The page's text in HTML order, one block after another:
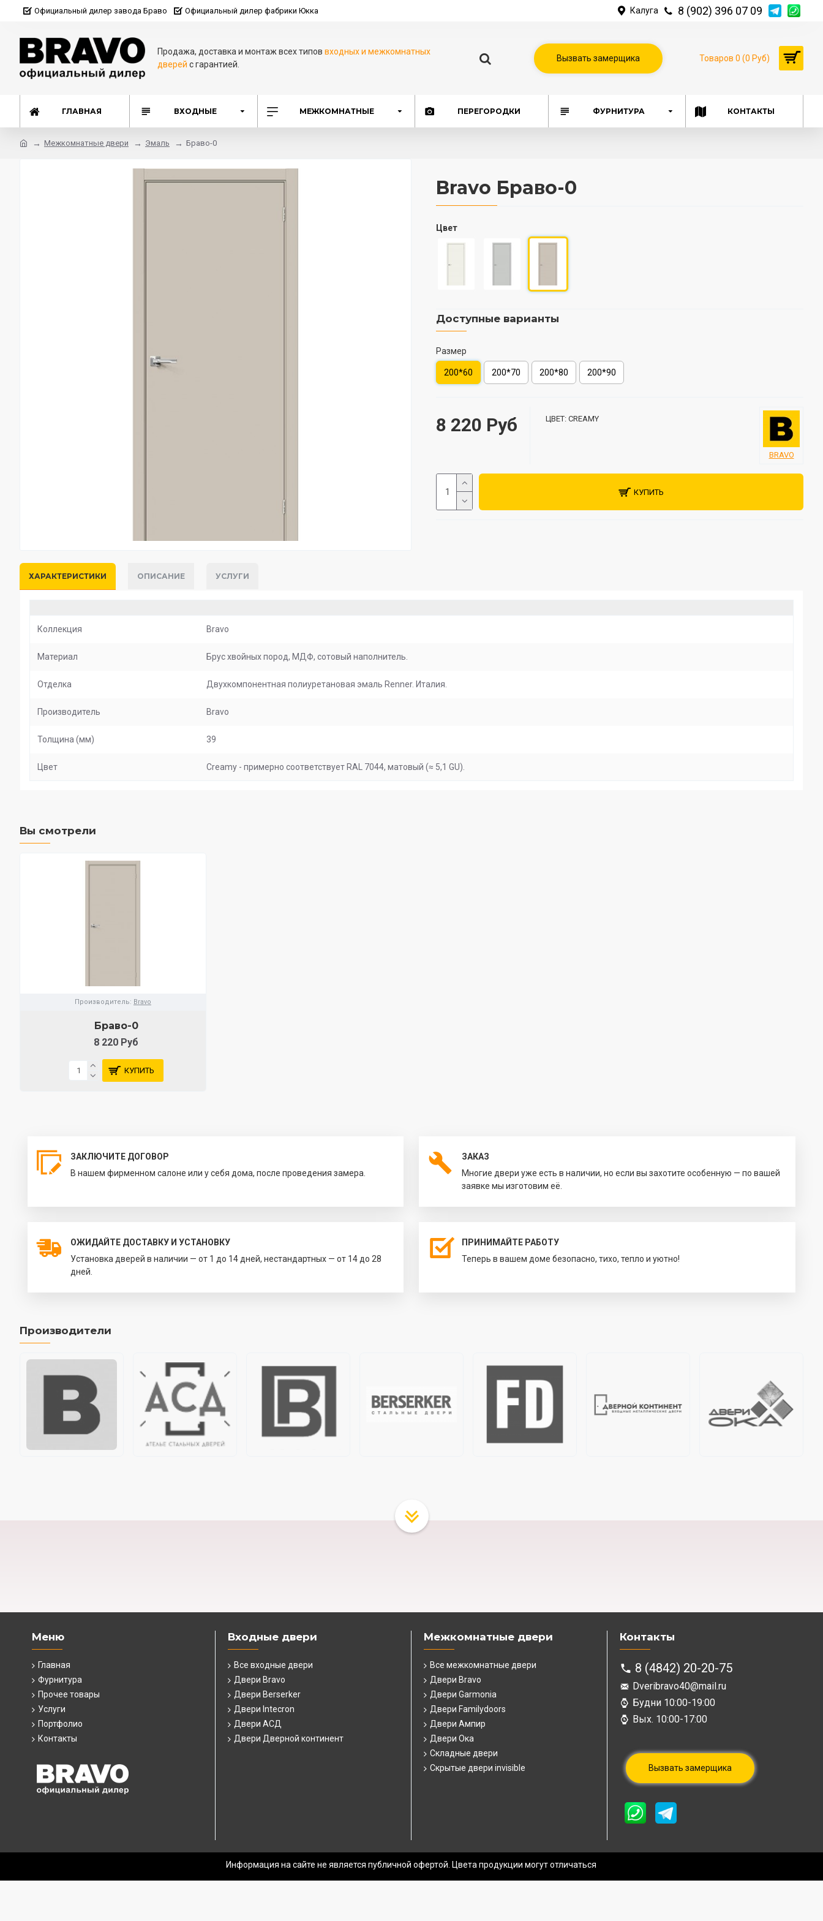
Официальный дилер завода Браво Официальный дилер фабрики Юкка Калуга 8 (902) 396 07 09
Продажа, доставка и монтаж всех типоввходных и межкомнатных
дверей с гарантией.
Вызвать замерщика Товаров 0 (0 Руб)
ГЛАВНАЯ ВХОДНЫЕ МЕЖКОМНАТНЫЕ ПЕРЕГОРОДКИ ФУРНИТУРА КОНТАКТЫ
Межкомнатные двери Эмаль Браво-0
Bravo Браво-0
8 220 Руб ЦВЕТ: CREAMY
BRAVO
Цвет
Доступные варианты
Размер
200*60 200*70 200*80 200*90
КУПИТЬ
ХАРАКТЕРИСТИКИ ОПИСАНИЕ УСЛУГИ
Коллекция Bravo
Материал Брус хвойных пород, МДФ, сотовый наполнитель.
Отделка Двухкомпонентная полиуретановая эмаль Renner. Италия.
Производитель Bravo
Толщина (мм) 39
Цвет Creamy - примерно соответствует RAL 7044, матовый (≈ 5,1 GU).
Вы смотрели
Производитель: Bravo
Браво-0
8 220 Руб
КУПИТЬ
ЗАКЛЮЧИТЕ ДОГОВОР
В нашем фирменном салоне или у себя дома, после проведения замера.
ЗАКАЗ
Многие двери уже есть в наличии, но если вы захотите особенную — по вашей
заявке мы изготовим её.
ОЖИДАЙТЕ ДОСТАВКУ И УСТАНОВКУ
Установка дверей в наличии — от 1 до 14 дней, нестандартных — от 14 до 28
дней.
ПРИНИМАЙТЕ РАБОТУ
Теперь в вашем доме безопасно, тихо, тепло и уютно!
Производители
Меню
Главная
Фурнитура
Прочее товары
Услуги
Портфолио
Контакты
Входные двери
Все входные двери
Двери Bravo
Двери Berserker
Двери Intecron
Двери АСД
Двери Дверной континент
Межкомнатные двери
Все межкомнатные двери
Двери Bravo
Двери Garmonia
Двери Familydoors
Двери Ампир
Двери Ока
Складные двери
Скрытые двери invisible
Контакты
8 (4842) 20-20-75
Dveribravo40@mail.ru
Будни 10:00-19:00
Вых. 10:00-17:00
Вызвать замерщика
Информация на сайте не является публичной офертой. Цвета продукции могут отличаться